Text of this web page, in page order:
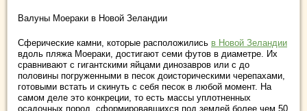
Валуны Моераки в Новой Зеландии
Сферические камни, которые расположились в Новой Зеландии
вдоль пляжа Моераки, достигают семи футов в диаметре. Их
сравнивают с гигантскими яйцами динозавров или с до
половины погруженными в песок доисторическими черепахами,
готовыми встать и скинуть с себя песок в любой момент. На
самом деле это конкреции, то есть массы уплотненных
осадочных пород, сформировавшихся под землей более чем 50